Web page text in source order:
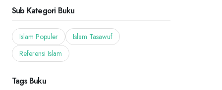
Sub Kategori Buku
Islam Populer
Islam Tasawuf
Referensi Islam
Tags Buku